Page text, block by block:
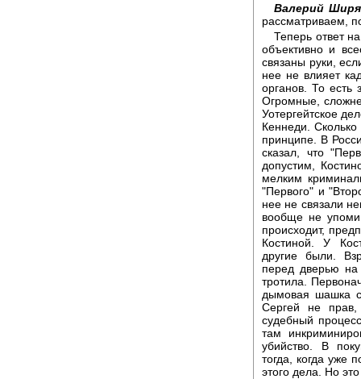
Валерий
рассматриваем,
Теперь ответ
объективно и
связаны руки,
нее не влияет
органов. То есть
Огромные,
Уотергейтское
Кеннеди.
принципе. В
сказал, что
допустим,
мелким
"Первого" и
нее не связали
вообще не
происходит,
Костиной. У
другие были.
перед дверью
тротила.
дымовая шашка
Сергей не
судебный
там
убийство. В
тогда, когда уже
этого дела. Но это